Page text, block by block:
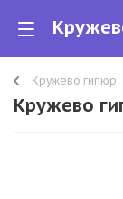
Кружево гипюр
Кружево